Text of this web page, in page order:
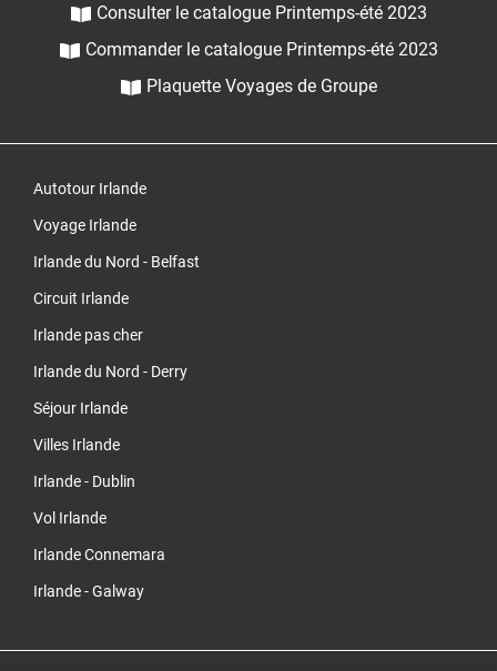
Consulter le catalogue Printemps-été 2023
Commander le catalogue Printemps-été 2023
Plaquette Voyages de Groupe
Autotour Irlande
Voyage Irlande
Irlande du Nord - Belfast
Circuit Irlande
Irlande pas cher
Irlande du Nord - Derry
Séjour Irlande
Villes Irlande
Irlande - Dublin
Vol Irlande
Irlande Connemara
Irlande - Galway